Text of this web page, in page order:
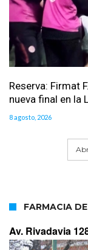
Reserva: Firmat
nueva final en la
8 agosto, 2026
FARMACIA
Av. Rivadavia